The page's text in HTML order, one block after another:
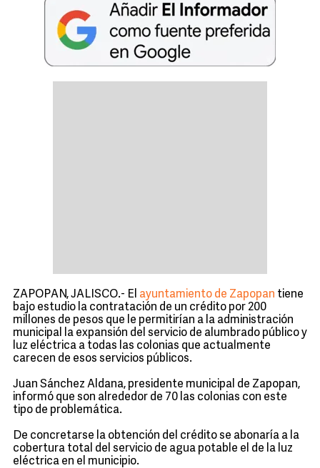
ZAPOPAN, JALISCO.- El ayuntamiento de Zapopan tiene
bajo estudio la contratación de un crédito por 200
millones de pesos que le permitirían a la administración
municipal la expansión del servicio de alumbrado público y
luz eléctrica a todas las colonias que actualmente
carecen de esos servicios públicos.
Juan Sánchez Aldana, presidente municipal de Zapopan,
informó que son alrededor de 70 las colonias con este
tipo de problemática.
De concretarse la obtención del crédito se abonaría a la
cobertura total del servicio de agua potable el de la luz
eléctrica en el municipio.